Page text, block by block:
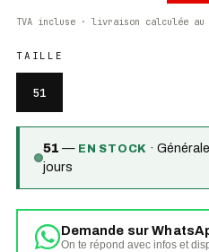
TVA incluse · livraison calculée au
TAILLE
51
51 — EN STOCK ·
jours
Demande sur
On te répond avec infos et